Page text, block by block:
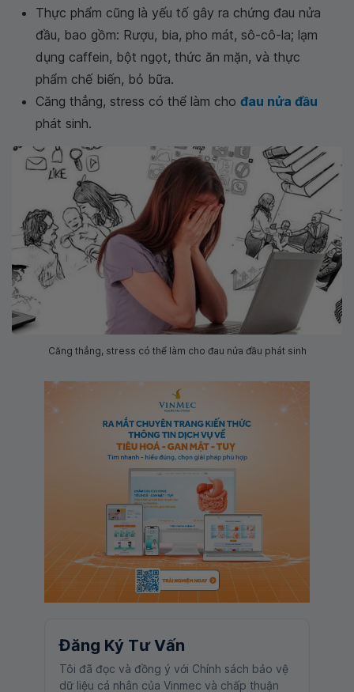
Thực phẩm cũng là yếu tố gây ra chứng đau nửa
đầu, bao gồm: Rượu, bia, pho mát, sô-cô-la; lạm
dụng caffein, bột ngọt, thức ăn mặn, và thực
phẩm chế biến, bỏ bữa.
Căng thẳng, stress có thể làm cho đau nửa đầu
phát sinh.
Căng thẳng, stress có thể làm cho đau nửa đầu phát sinh
Đăng Ký Tư Vấn
Tôi đã đọc và đồng ý với Chính sách bảo vệ
dữ liệu cá nhân của Vinmec và chấp thuận